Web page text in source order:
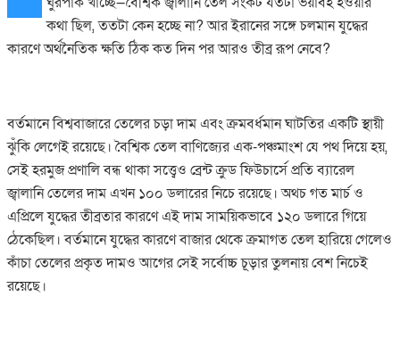
কথা ছিল, ততটা কেন হচ্ছে না? আর ইরানের সঙ্গে চলমান যুদ্ধের
কারণে অর্থনৈতিক ক্ষতি ঠিক কত দিন পর আরও তীব্র রূপ নেবে?
বর্তমানে বিশ্ববাজারে তেলের চড়া দাম এবং ক্রমবর্ধমান ঘাটতির একটি স্থায়ী
ঝুঁকি লেগেই রয়েছে। বৈশ্বিক তেল বাণিজ্যের এক-পঞ্চমাংশ যে পথ দিয়ে হয়,
সেই হরমুজ প্রণালি বন্ধ থাকা সত্ত্বেও ব্রেন্ট ক্রুড ফিউচার্সে প্রতি ব্যারেল
জ্বালানি তেলের দাম এখন ১০০ ডলারের নিচে রয়েছে। অথচ গত মার্চ ও
এপ্রিলে যুদ্ধের তীব্রতার কারণে এই দাম সাময়িকভাবে ১২০ ডলারে গিয়ে
ঠেকেছিল। বর্তমানে যুদ্ধের কারণে বাজার থেকে ক্রমাগত তেল হারিয়ে গেলেও
কাঁচা তেলের প্রকৃত দামও আগের সেই সর্বোচ্চ চূড়ার তুলনায় বেশ নিচেই
রয়েছে।